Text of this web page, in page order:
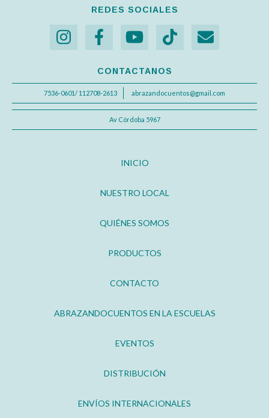
REDES SOCIALES
CONTACTANOS
7536-0601/ 112708-2613 abrazandocuentos@gmail.com
Av Córdoba 5967
INICIO
NUESTRO LOCAL
QUIÉNES SOMOS
PRODUCTOS
CONTACTO
ABRAZANDOCUENTOS EN LA ESCUELAS
EVENTOS
DISTRIBUCIÓN
ENVÍOS INTERNACIONALES